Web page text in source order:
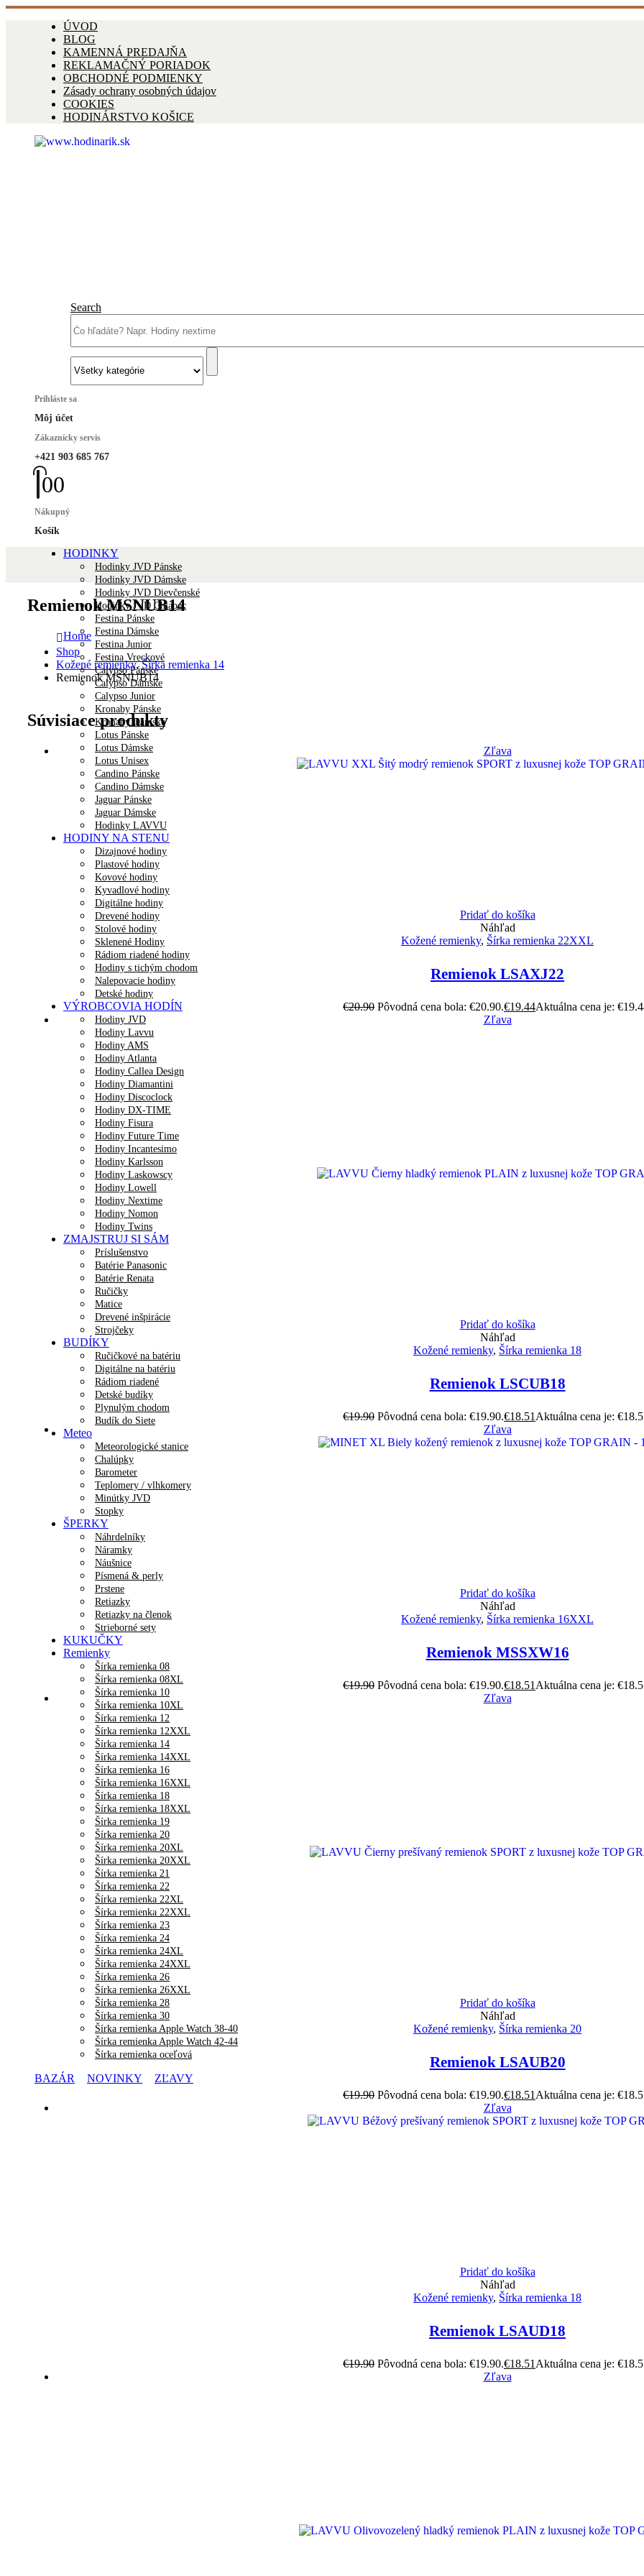
ÚVOD
BLOG
KAMENNÁ PREDAJŇA
REKLAMAČNÝ PORIADOK
OBCHODNÉ PODMIENKY
Zásady ochrany osobných údajov
COOKIES
HODINÁRSTVO KOŠICE
Search
Prihláste sa
Môj účet
Zákaznícky servis
+421 903 685 767
00
Nákupný
Košík
HODINKY
Hodinky JVD Pánske
Hodinky JVD Dámske
Hodinky JVD Dievčenské
Hodinky JVD Chlapec
Festina Pánske
Festina Dámske
Festina Junior
Festina Vreckové
Calypso Pánske
Calypso Dámske
Calypso Junior
Kronaby Pánske
Kronaby Dámske
Lotus Pánske
Lotus Dámske
Lotus Unisex
Candino Pánske
Candino Dámske
Jaguar Pánske
Jaguar Dámske
Hodinky LAVVU
HODINY NA STENU
Dizajnové hodiny
Plastové hodiny
Kovové hodiny
Kyvadlové hodiny
Digitálne hodiny
Drevené hodiny
Stolové hodiny
Sklenené Hodiny
Rádiom riadené hodiny
Hodiny s tichým chodom
Nalepovacie hodiny
Detské hodiny
VÝROBCOVIA HODÍN
Hodiny JVD
Hodiny Lavvu
Hodiny AMS
Hodiny Atlanta
Hodiny Callea Design
Hodiny Diamantini
Hodiny Discoclock
Hodiny DX-TIME
Hodiny Fisura
Hodiny Future Time
Hodiny Incantesimo
Hodiny Karlsson
Hodiny Laskowscy
Hodiny Lowell
Hodiny Nextime
Hodiny Nomon
Hodiny Twins
ZMAJSTRUJ SI SÁM
Príslušenstvo
Batérie Panasonic
Batérie Renata
Ručičky
Matice
Drevené inšpirácie
Strojčeky
BUDÍKY
Ručičkové na batériu
Digitálne na batériu
Rádiom riadené
Detské budíky
Plynulým chodom
Budík do Siete
Meteo
Meteorologické stanice
Chalúpky
Barometer
Teplomery / vlhkomery
Minútky JVD
Stopky
ŠPERKY
Náhrdelníky
Náramky
Náušnice
Písmená & perly
Prstene
Retiazky
Retiazky na členok
Strieborné sety
KUKUČKY
Remienky
Šírka remienka 08
Šírka remienka 08XL
Šírka remienka 10
Šírka remienka 10XL
Šírka remienka 12
Šírka remienka 12XXL
Šírka remienka 14
Šírka remienka 14XXL
Šírka remienka 16
Šírka remienka 16XXL
Šírka remienka 18
Šírka remienka 18XXL
Šírka remienka 19
Šírka remienka 20
Šírka remienka 20XL
Šírka remienka 20XXL
Šírka remienka 21
Šírka remienka 22
Šírka remienka 22XL
Šírka remienka 22XXL
Šírka remienka 23
Šírka remienka 24
Šírka remienka 24XL
Šírka remienka 24XXL
Šírka remienka 26
Šírka remienka 26XXL
Šírka remienka 28
Šírka remienka 30
Šírka remienka Apple Watch 38-40
Šírka remienka Apple Watch 42-44
Šírka remienka oceľová
BAZÁR NOVINKY ZĽAVY
Remienok MSNUB14
Home
Shop
Kožené remienky,Šírka remienka 14
Remienok MSNUB14
Súvisiace produkty
Zľava
Pridať do košíka
Náhľad
Kožené remienky, Šírka remienka 22XXL
Remienok LSAXJ22
€20.90 Pôvodná cena bola: €20.90.€19.44Aktuálna cena je:
Zľava
Pridať do košíka
Náhľad
Kožené remienky, Šírka remienka 18
Remienok LSCUB18
€19.90 Pôvodná cena bola: €19.90.€18.51 Aktuálna cena je:
Zľava
Pridať do košíka
Náhľad
Kožené remienky, Šírka remienka 16XXL
Remienok MSSXW16
€19.90 Pôvodná cena bola: €19.90.€18.51 Aktuálna cena je:
Zľava
Pridať do košíka
Náhľad
Kožené remienky, Šírka remienka 20
Remienok LSAUB20
€19.90 Pôvodná cena bola: €19.90.€18.51 Aktuálna cena je:
Zľava
Pridať do košíka
Náhľad
Kožené remienky, Šírka remienka 18
Remienok LSAUD18
€19.90 Pôvodná cena bola: €19.90.€18.51 Aktuálna cena je:
Zľava